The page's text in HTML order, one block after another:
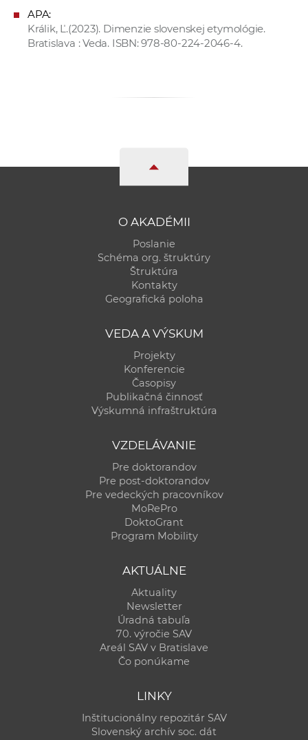
APA:
Králik, Ľ.(2023). Dimenzie slovenskej etymológie.
Bratislava : Veda. ISBN: 978-80-224-2046-4.
O AKADÉMII
Poslanie
Schéma org. štruktúry
Štruktúra
Kontakty
Geografická poloha
VEDA A VÝSKUM
Projekty
Konferencie
Časopisy
Publikačná činnosť
Výskumná infraštruktúra
VZDELÁVANIE
Pre doktorandov
Pre post-doktorandov
Pre vedeckých pracovníkov
MoRePro
DoktoGrant
Program Mobility
AKTUÁLNE
Aktuality
Newsletter
Úradná tabuľa
70. výročie SAV
Areál SAV v Bratislave
Čo ponúkame
LINKY
Inštitucionálny repozitár SAV
Slovenský archív soc. dát